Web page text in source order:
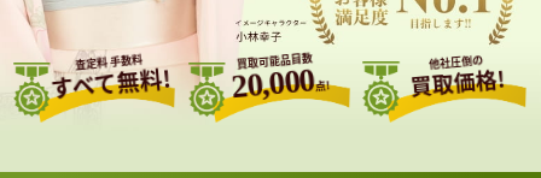
査定料 手数料
すべて無料!
買取可能品目数
20,000点!
他社圧倒の
買取価格!